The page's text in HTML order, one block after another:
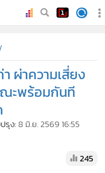
ผ่าความเสี่ยง
ณะพร้อมกันที
รุง: 8 มิ.ย. 2569 16:55
245